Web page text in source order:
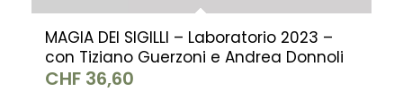
MAGIA DEI SIGILLI – Laboratorio 2023 –
con Tiziano Guerzoni e Andrea Donnoli
CHF36,60